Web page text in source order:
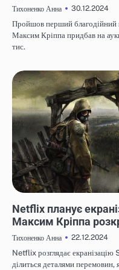
Тихоненко Анна
30.12.2024
Пройшов перший благодійний
Максим Кріппа придбав на
тис.
Netflix планує
Максим Кріппа
Тихоненко Анна
22.12.2024
Netflix розглядає
ділиться деталями перемовин,